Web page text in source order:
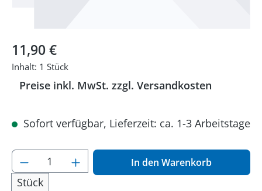
Regulärer Preis:
11,90 €
Inhalt: 1 Stück
Preise inkl. MwSt. zzgl. Versandkosten
Sofort verfügbar, Lieferzeit: ca. 1-3 Arbeitstage
Produkt Anzahl: Gib den gewünschten
Stück
In den Warenkorb